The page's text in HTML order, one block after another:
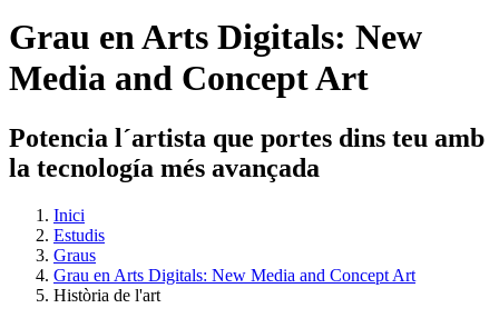
Grau en Arts Digitals: New
Media and Concept Art
Potencia l´artista que portes dins teu amb
la tecnología més avançada
Inici
Estudis
Graus
Grau en Arts Digitals: New Media and Concept Art
Història de l'art